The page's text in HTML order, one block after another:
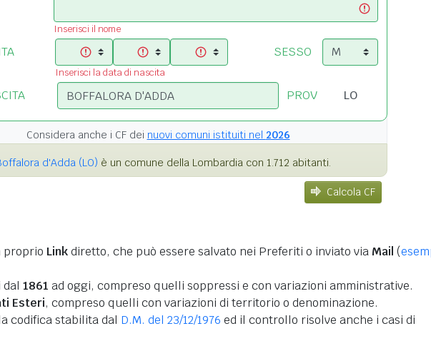
Inserisci il nome
Inserisci la data di nascita
SESSO
PROV
Considera anche i CF dei nuovi comuni istituiti nel 2026
d'Adda (LO) è un comune della Lombardia con 1.712 abitanti.
Calcola CF
proprio Linkdiretto, che può essere salvato nei Preferiti o inviato via Mail (
1861 ad oggi, compreso quelli soppressi e con variazioni amministrative.
Esteri, compreso quelli con variazioni di territorio o denominazione.
codifica stabilita dal D.M. del 23/12/1976 ed il controllo risolve anche i casi di